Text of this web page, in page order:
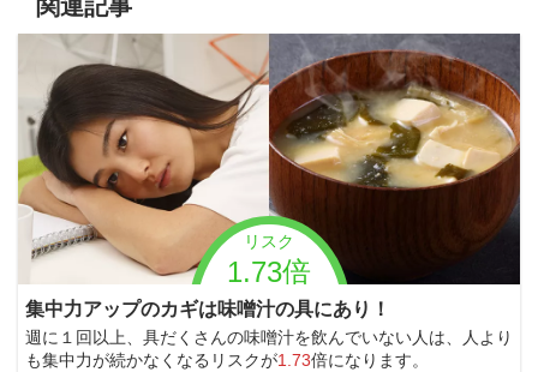
関連記事
リスク
1.73倍
集中力アップのカギは味噌汁の具にあり！
週に１回以上、具だくさんの味噌汁を飲んでいない人は、人より
も集中力が続かなくなるリスクが1.73倍になります。